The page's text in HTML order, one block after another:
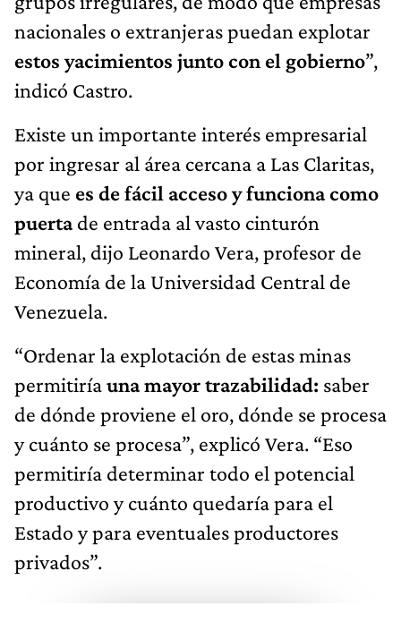
nacionales o extranjeras puedan explotar
estos yacimientos junto con el gobierno”,
indicó Castro.
Existe un importante interés empresarial
por ingresar al área cercana a Las Claritas,
ya que es de fácil acceso y funciona como
puertade entrada al vasto cinturón
mineral, dijo Leonardo Vera, profesor de
Economía de la Universidad Central de
Venezuela.
“Ordenar la explotación de estas minas
permitiríauna mayor trazabilidad: saber
de dónde proviene el oro, dónde se procesa
y cuánto se procesa”, explicó Vera. “Eso
permitiría determinar todo el potencial
productivo y cuánto quedaría para el
Estado y para eventuales productores
privados”.